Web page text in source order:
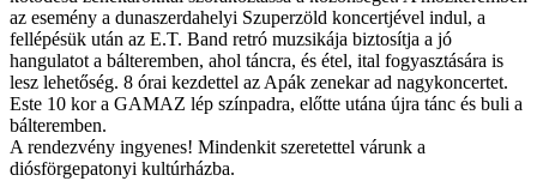
az esemény a dunaszerdahelyi Szuperzöld koncertjével indul, a
fellépésük után az E.T. Band retró muzsikája biztosítja a jó
hangulatot a bálteremben, ahol táncra, és étel, ital fogyasztására is
lesz lehetőség. 8 órai kezdettel az Apák zenekar ad nagykoncertet.
Este 10 kor a GAMAZ lép színpadra, előtte utána újra tánc és buli a
bálteremben.
A rendezvény ingyenes! Mindenkit szeretettel várunk a
diósförgepatonyi kultúrházba.